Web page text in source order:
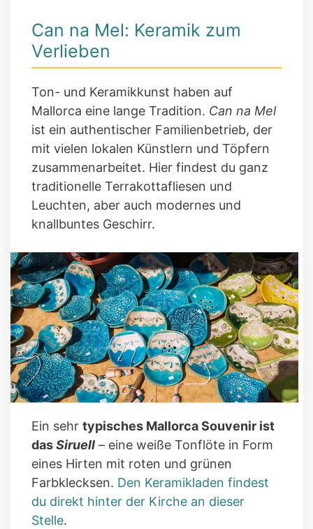
Can na Mel: Keramik zum
Verlieben
Ton- und Keramikkunst haben auf
Mallorca eine lange Tradition. Can na Mel
ist ein authentischer Familienbetrieb, der
mit vielen lokalen Künstlern und Töpfern
zusammenarbeitet. Hier findest du ganz
traditionelle Terrakottafliesen und
Leuchten, aber auch modernes und
knallbuntes Geschirr.
Ein sehr typisches Mallorca Souvenir ist
dasSiruell – eine weiße Tonflöte in Form
eines Hirten mit roten und grünen
Farbklecksen. Den Keramikladen findest
du direkt hinter der Kirche an dieser
Stelle.